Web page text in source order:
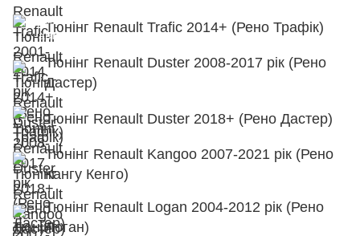
Тюнінг Renault Trafic 2014+ (Рено Трафік)
Тюнінг Renault Duster 2008-2017 рік (Рено
Дастер)
Тюнінг Renault Duster 2018+ (Рено Дастер)
Тюнінг Renault Kangoo 2007-2021 рік (Рено
Кангу Кенго)
Тюнінг Renault Logan 2004-2012 рік (Рено
Логан)